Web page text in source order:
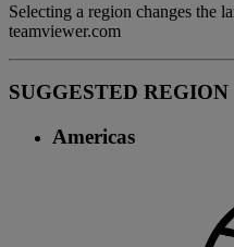
Selecting a region changes the
teamviewer.com
SUGGESTED REGION
Americas